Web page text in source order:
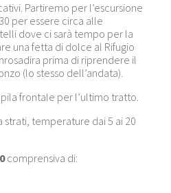
Partiremo per l’escursione
per essere circa alle
dove ci sarà tempo per la
una fetta di dolce al Rifugio
prima di riprendere il
(lo stesso dell’andata).
frontale per l’ultimo tratto.
temperature dai 5 ai 20
comprensiva di: